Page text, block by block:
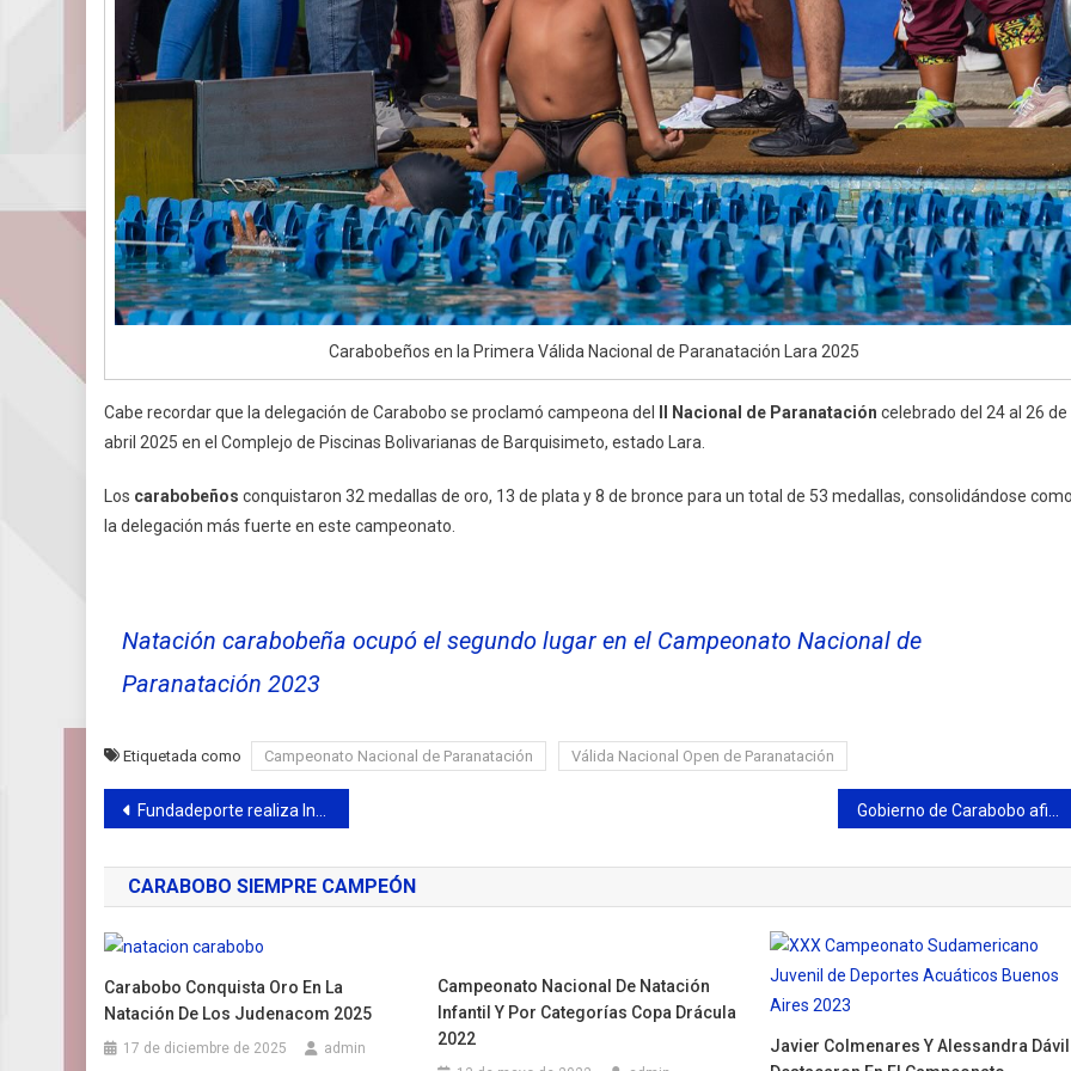
Carabobeños en la Primera Válida Nacional de Paranatación Lara 2025
Cabe recordar que la delegación de Carabobo se proclamó campeona del II Nacional de Paranatación celebrado del 24 al 26 de
abril 2025 en el Complejo de Piscinas Bolivarianas de Barquisimeto, estado Lara.
Los carabobeños conquistaron 32 medallas de oro, 13 de plata y 8 de bronce para un total de 53 medallas, consolidándose
la delegación más fuerte en este campeonato.
Natación carabobeña ocupó el segundo lugar en el Campeonato Nacional de
Paranatación 2023
Etiquetada como Campeonato Nacional de Paranatación Válida Nacional Open de Paranatación
Navegación
de
entradas
Fundadeporte realiza Inspección técnica en el Dique de Guataparo
CARABOBO SIEMPRE CAMPEÓN
Carabobo Conquista Oro En La
Natación De Los Judenacom 2025
17 de diciembre de 2025 admin
Campeonato Nacional De Natación
Infantil Y Por Categorías Copa Drácula
2022
Javier Colmenares Y Alessandra